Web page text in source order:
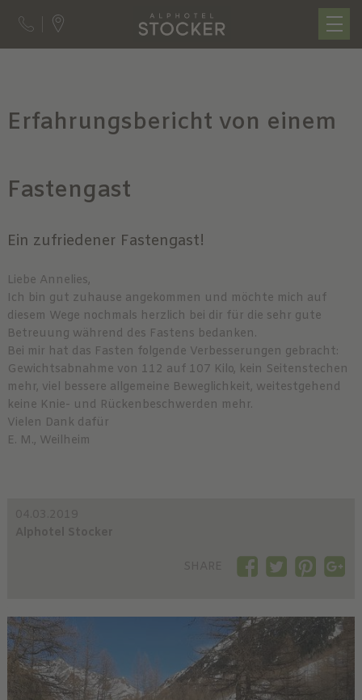
Erfahrungsbericht von einem
Fastengast
Ein zufriedener Fastengast!
Liebe Annelies,
Ich bin gut zuhause angekommen und möchte mich auf
diesem Wege nochmals herzlich bei dir für die sehr gute
Betreuung während des Fastens bedanken.
Bei mir hat das Fasten folgende Verbesserungen gebracht:
Gewichtsabnahme von 112 auf 107 Kilo, kein Seitenstechen
mehr, viel bessere allgemeine Beweglichkeit, weitestgehend
keine Knie- und Rückenbeschwerden mehr.
Vielen Dank dafür
E. M., Weilheim